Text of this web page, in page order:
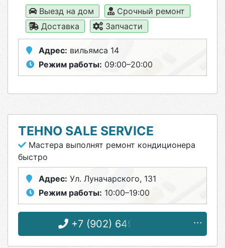
Выезд на дом
Срочный ремонт
Доставка
Запчасти
Адрес: вильямса 14
Режим работы: 09:00–20:00
TEHNO SALE SERVICE
Мастера выполнят ремонт кондиционера
быстро
Адрес: Ул. Луначарского, 131
Режим работы: 10:00–19:00
+7 (902) 649-99-64